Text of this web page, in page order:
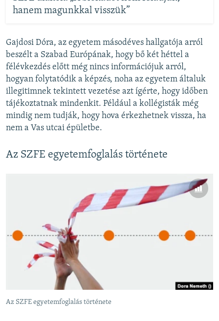
hanem magunkkal visszük”
Gajdosi Dóra, az egyetem másodéves hallgatója arról
beszélt a Szabad Európának, hogy bő két héttel a
félévkezdés előtt még nincs információjuk arról,
hogyan folytatódik a képzés, noha az egyetem általuk
illegitimnek tekintett vezetése azt ígérte, hogy időben
tájékoztatnak mindenkit. Például a kollégisták még
mindig nem tudják, hogy hova érkezhetnek vissza, ha
nem a Vas utcai épületbe.
Az SZFE egyetemfoglalás története
Az SZFE egyetemfoglalás története